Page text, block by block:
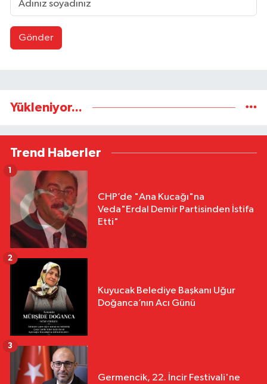
Gönder
Yükleniyor...
Trend Haberler
CHP’de "Ana Kucağı"na
Veda"Erdal Demir Partisinden İstifa
Etti"
1
Kuyucak Belediye Başkanı Uğur
Doğanca’nın Acı Günü
2
Germencik, 22. İncir Festivali'ne
3